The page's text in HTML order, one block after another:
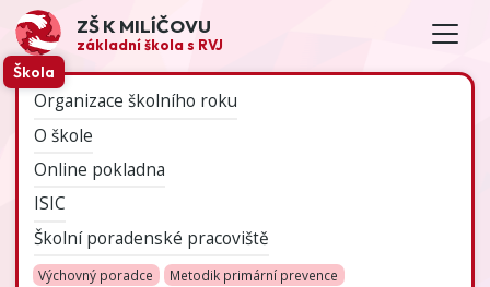
ZŠ K MILÍČOVU
základní škola s RVJ
Škola
Organizace školního roku
O škole
Online pokladna
ISIC
Školní poradenské pracoviště
Výchovný poradce
Metodik primární prevence